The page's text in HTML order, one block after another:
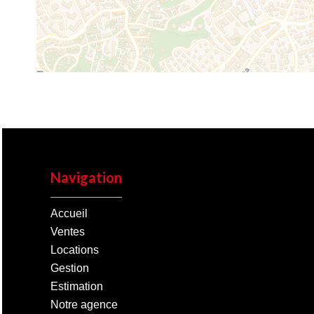
Navigation
Accueil
Ventes
Locations
Gestion
Estimation
Notre agence